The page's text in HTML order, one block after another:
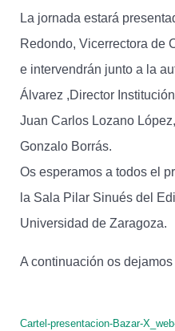
La jornada estará
Redondo, Vicerrectora de
e intervendrán junto a la
Álvarez ,Director
Juan Carlos Lozano
Gonzalo Borrás.
Os esperamos a todos el
la Sala Pilar Sinués del
Universidad de Zaragoza.
A continuación os
Cartel-presentacion-Bazar-